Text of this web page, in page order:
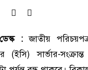
:জাতীয়
(ইসি) সার্ভার-